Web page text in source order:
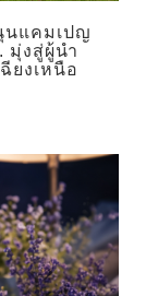
นแคมเปญ
มุ่งสู่ผู้นำ
ยงเหนือ